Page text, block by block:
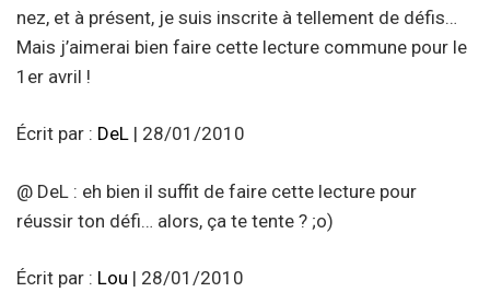
nez, et à présent, je suis inscrite à tellement de défis…
Mais j’aimerai bien faire cette lecture commune pour le
1er avril !
Écrit par : DeL | 28/01/2010
@ DeL : eh bien il suffit de faire cette lecture pour
réussir ton défi… alors, ça te tente ? ;o)
Écrit par : Lou | 28/01/2010